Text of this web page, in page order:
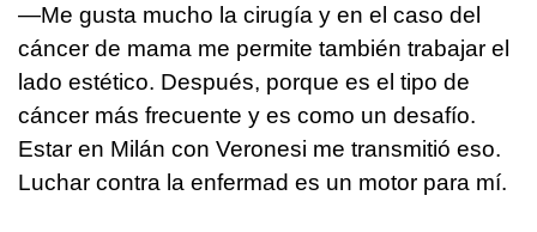
—Me gusta mucho la cirugía y en el caso del
cáncer de mama me permite también trabajar el
lado estético. Después, porque es el tipo de
cáncer más frecuente y es como un desafío.
Estar en Milán con Veronesi me transmitió eso.
Luchar contra la enfermad es un motor para mí.